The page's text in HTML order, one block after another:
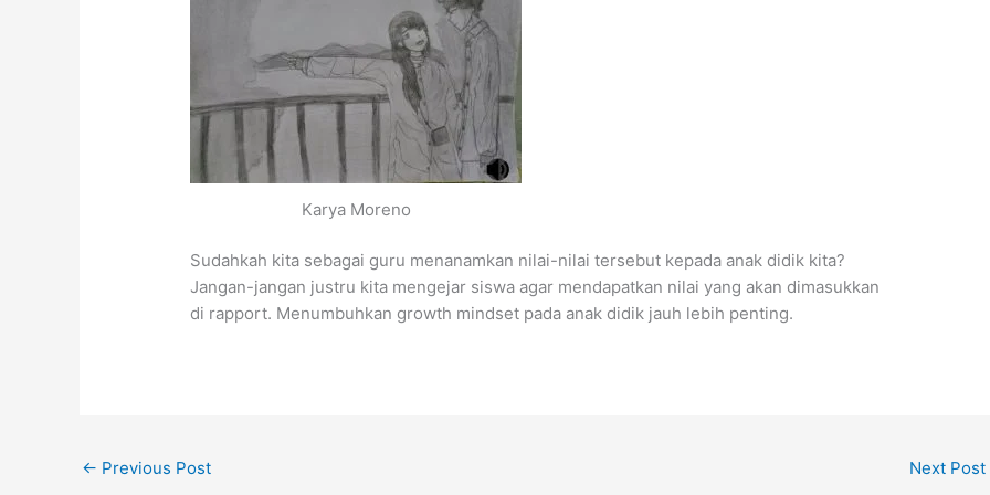
Karya Moreno
Sudahkah kita sebagai guru menanamkan nilai-nilai tersebut kepada anak didik kita?
Jangan-jangan justru kita mengejar siswa agar mendapatkan nilai yang akan dimasukkan
di rapport. Menumbuhkan growth mindset pada anak didik jauh lebih penting.
← Previous Post Next Post